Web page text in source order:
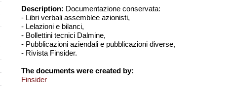
Description: Documentazione conservata:
- Libri verbali assemblee azionisti,
- Lelazioni e bilanci,
- Bollettini tecnici Dalmine,
- Pubblicazioni aziendali e pubblicazioni diverse,
- Rivista Finsider.
The documents were created by:
Finsider